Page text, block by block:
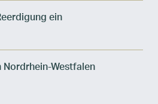
ein
Nordrhein-Westfalen